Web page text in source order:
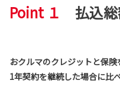
Point １ 払込総
おクルマのクレジットと保
1年契約を継続した場合に比